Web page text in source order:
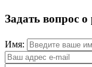
Задать вопрос о
Имя: